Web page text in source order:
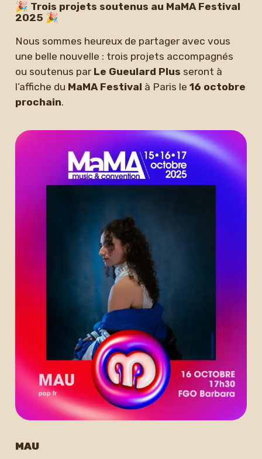
🎉 Trois projets soutenus au MaMA Festival
2025 🎉
Nous sommes heureux de partager avec vous
une belle nouvelle : trois projets accompagnés
ou soutenus par Le Gueulard Plus seront à
l’affiche du MaMA Festival à Paris le16 octobre
prochain.
MAU